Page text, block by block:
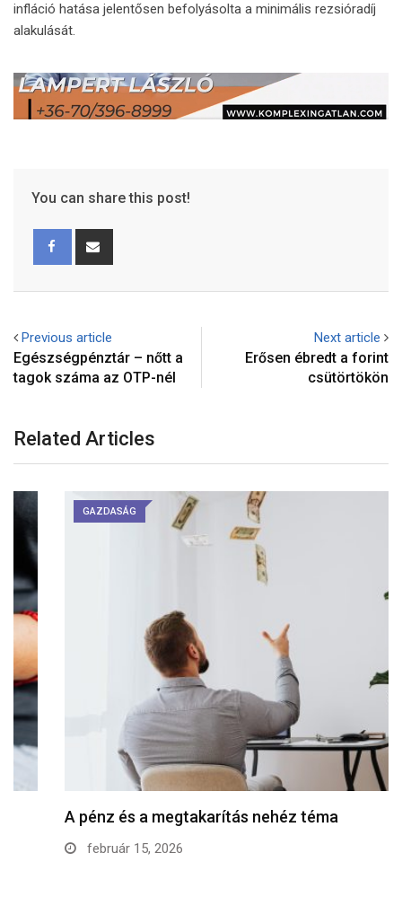
infláció hatása jelentősen befolyásolta a minimális rezsióradíj
alakulását.
You can share this post!
Previous article
Egészségpénztár – nőtt a
tagok száma az OTP-nél
Next article
Erősen ébredt a forint
csütörtökön
Related Articles
GAZDASÁG
A pénz és a megtakarítás nehéz téma
február 15, 2026